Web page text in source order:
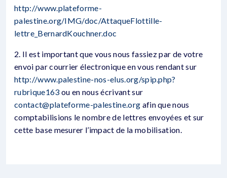
http://www.plateforme-
palestine.org/IMG/doc/AttaqueFlottille-
lettre_BernardKouchner.doc
2. Il est important que vous nous fassiez par de votre
envoi par courrier électronique en vous rendant sur
http://www.palestine-nos-elus.org/spip.php?
rubrique163 ou en nous écrivant sur
contact@plateforme-palestine.org afin que nous
comptabilisions le nombre de lettres envoyées et sur
cette base mesurer l’impact de la mobilisation.